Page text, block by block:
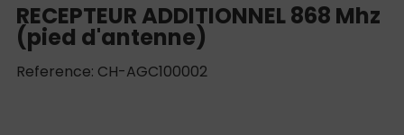
RECEPTEUR ADDITIONNEL 868 Mhz
(pied d'antenne)
Reference: CH-AGC100002